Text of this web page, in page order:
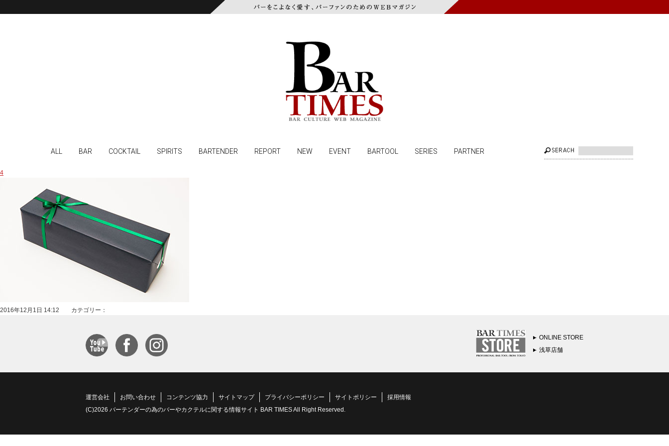
ALL BAR COCKTAIL SPIRITS BARTENDER REPORT NEW EVENT BARTOOL SERIES PARTNER
4
2016年12月1日 14:12 カテゴリー：
ONLINE STORE
浅草店舗
運営会社 お問い合わせ コンテンツ協力 サイトマップ プライバシーポリシー サイトポリシー
採用情報
(C)2026 バーテンダーの為のバーやカクテルに関する情報サイト BAR TIMES All Right Reserved.